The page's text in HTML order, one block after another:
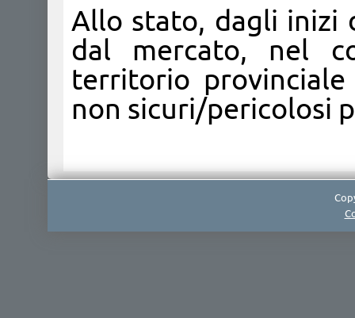
Allo stato, dagli inizi
dal mercato, nel
territorio
non sicuri/pericolosi